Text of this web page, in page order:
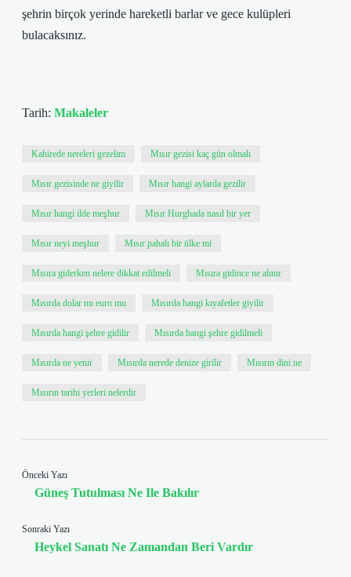
şehrin birçok yerinde hareketli barlar ve gece kulüpleri
bulacaksınız.
Tarih: Makaleler
Kahirede nereleri gezelim Mısır gezisi kaç gün olmalı
Mısır gezisinde ne giyilir Mısır hangi aylarda gezilir
Mısır hangi ilde meşhur Mısır Hurghada nasıl bir yer
Mısır neyi meşhur Mısır pahalı bir ülke mi
Mısıra giderken nelere dikkat edilmeli Mısıra gidince ne alınır
Mısırda dolar mı euro mu Mısırda hangi kıyafetler giyilir
Mısırda hangi şehre gidilir Mısırda hangi şehre gidilmeli
Mısırda ne yenir Mısırda nerede denize girilir Mısırın dini ne
Mısırın tarihi yerleri nelerdir
Önceki Yazı
Güneş Tutulması Ne Ile Bakılır
Sonraki Yazı
Heykel Sanatı Ne Zamandan Beri Vardır